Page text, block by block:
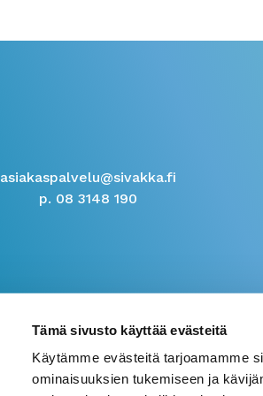
Tämä sivusto käyttää evästeitä
Käytämme evästeitä tarjoamamme
ominaisuuksien tukemiseen ja
asiakaspalvelu@sivakka.fi
p. 08 3148 190